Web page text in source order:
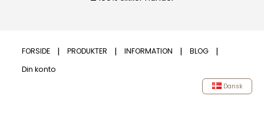
FORSIDE PRODUKTER INFORMATION
BLOG
Din konto
Dansk